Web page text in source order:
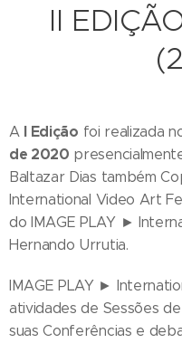
II
A I Edição foi realizada
de 2020
Baltazar Dias também
International Video Art
do IMAGE PLAY ►
Hernando Urrutia.
IMAGE PLAY ►
atividades de Sessões
suas Conferências e